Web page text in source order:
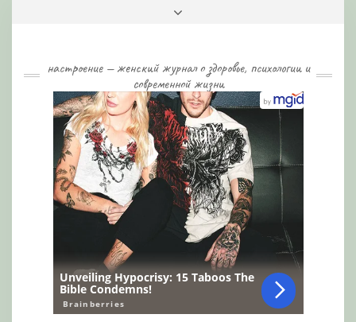
настроение — женский журнал о здоровье, психологии и
современной жизни